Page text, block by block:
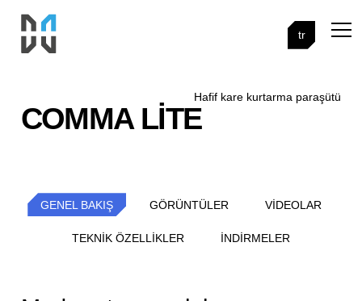
tr
Hafif kare kurtarma paraşütü
COMMA LITE
GENEL BAKIŞ GÖRÜNTÜLER VIDEOLAR
TEKNIK ÖZELLIKLER İNDIRMELER